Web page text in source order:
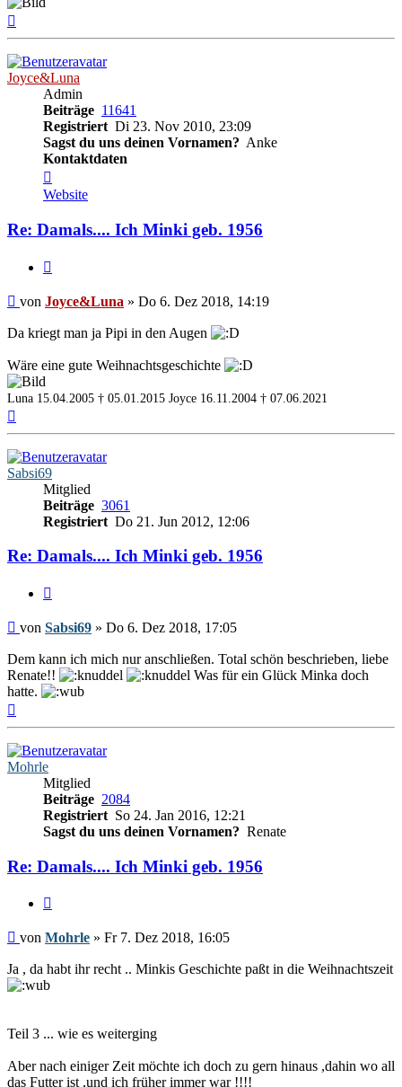
Joyce&Luna
Admin
Beiträge 11641
Registriert Di 23. Nov 2010, 23:09
Sagst du uns deinen Vornamen? Anke
Kontaktdaten
von
Joyce&Luna
Website
Re: Damals.... Ich Minki geb. 1956
Beitrag
von Joyce&Luna » Do 6. Dez 2018, 14:19
Da kriegt man ja Pipi in den Augen
Wäre eine gute Weihnachtsgeschichte
Luna 15.04.2005 † 05.01.2015 Joyce 16.11.2004 † 07.06.2021
Sabsi69
Mitglied
Beiträge 3061
Registriert Do 21. Jun 2012, 12:06
Re: Damals.... Ich Minki geb. 1956
Beitrag
von Sabsi69 » Do 6. Dez 2018, 17:05
Dem kann ich mich nur anschließen. Total schön beschrieben, liebe
Renate!!
Was für ein Glück Minka doch
hatte.
Mohrle
Mitglied
Beiträge 2084
Registriert So 24. Jan 2016, 12:21
Sagst du uns deinen Vornamen? Renate
Re: Damals.... Ich Minki geb. 1956
Beitrag
von Mohrle » Fr 7. Dez 2018, 16:05
Ja , da habt ihr recht .. Minkis Geschichte paßt in die Weihnachtszeit
Teil 3 ... wie es weiterging
Aber nach einiger Zeit möchte ich doch zu gern hinaus ,dahin wo all
das Futter ist ,und ich früher immer war !!!!